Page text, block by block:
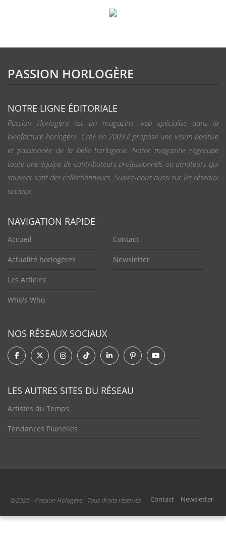
PASSION HORLOGÈRE
NOTRE LIGNE ÉDITORIALE
Passion Horlogère est un magazine web spécialisé dans la
bienfacture horlogère. Créé en 2009 il propose une vision positive
et passionnée de la belle horlogerie. Notre magazine regroupe
toute une équipe de contributeurs professionnels ou amateurs qui
souvent sont des collectionneurs. Suivez-nous aussi sur les réseaux
sociaux.
NAVIGATION RAPIDE
Accueil
Actualité horlogères
Les Articles
Who's Who
Contact
Newsletter
NOS RÉSEAUX SOCIAUX
LES AUTRES SITES DU RÉSEAU
Artistes du Temps
Tendances Plurielles
©2026 - Passion Hologère - Tous droits réservés Contact Newsletter